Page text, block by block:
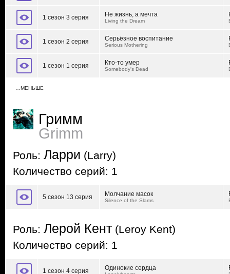
1 сезон 3 серия Не жизнь, а мечта
Living the Dream
1 сезон 2 серия Серьёзное воспитание
Serious Mothering
1 сезон 1 серия Кто-то умер
Somebody's Dead
…МЕНЬШЕ
Гримм
Grimm
Роль: Ларри (Larry)
Количество серий: 1
5 сезон 13 серия Молчание масок
Silence of the Slams
Роль: Лерой Кент (Leroy Kent)
Количество серий: 1
1 сезон 4 серия Одинокие сердца